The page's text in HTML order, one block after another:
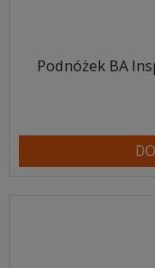
Podnóżek BA